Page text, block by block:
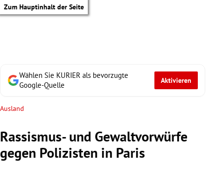
Zum Hauptinhalt der Seite
Wählen Sie KURIER als bevorzugte
Google-Quelle
Aktivieren
Ausland
Rassismus- und Gewaltvorwürfe
gegen Polizisten in Paris